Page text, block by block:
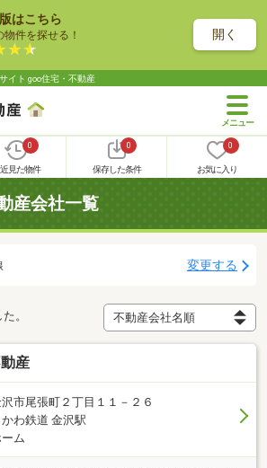
はこちら
物件を探せる！ 開く
イト goo住宅・不動産
0
見た物件
0
保存した条件
0
お気に入り
産会社一覧
変更する
。
産
市尾張町２丁目１１－２６
かわ鉄道 金沢駅
ム